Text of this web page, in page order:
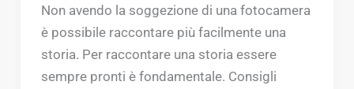
Non avendo la soggezione di una fotocamera
è possibile raccontare più facilmente una
storia. Per raccontare una storia essere
sempre pronti è fondamentale. Consigli